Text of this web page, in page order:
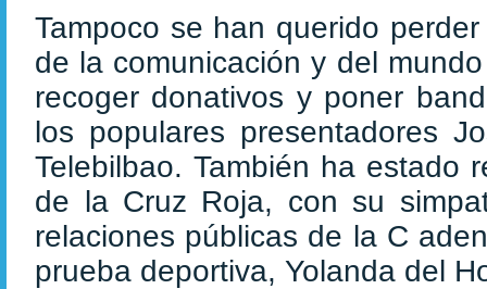
Tampoco se han querido
de la comunicación y del
recoger donativos y poner
los populares presentadores
Telebilbao. También ha estado
de la Cruz Roja, con su
relaciones públicas de la C
prueba deportiva, Yolanda del